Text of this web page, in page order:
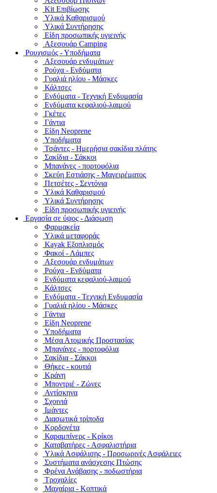
Kit Επιβίωσης
Υλικά Καθαρισμού
Υλικά Συντήρησης
Είδη προσωπικής υγιεινής
Αξεσουάρ Camping
Ρουχισμός - Υποδήματα
Αξεσουάρ ενδυμάτων
Ρούχα - Ενδύματα
Γυαλιά ηλίου - Μάσκες
Κάλτσες
Ενδύματα - Τεχνική Ενδυμασία
Ενδύματα κεφαλιού-λαιμού
Γκέτες
Γάντια
Είδη Neoprene
Υποδήματα
Τσάντες - Ημερήσια σακίδια πλάτης
Σακίδια - Σάκκοι
Μπανάνες - πορτοφόλια
Σκεύη Εστιάσης - Μαγειρέματος
Πετσέτες - Σεντόνια
Υλικά Καθαρισμού
Υλικά Συντήρησης
Είδη προσωπικής υγιεινής
Εργασία σε ύψος - Διάσωση
Φαρμακεία
Υλικά μεταφοράς
Kayak Εξοπλισμός
Φακοί - Λάμπες
Αξεσουάρ ενδυμάτων
Ρούχα - Ενδύματα
Ενδύματα κεφαλιού-λαιμού
Κάλτσες
Ενδύματα - Τεχνική Ενδυμασία
Γυαλιά ηλίου - Μάσκες
Γάντια
Είδη Neoprene
Υποδήματα
Μέσα Ατομικής Προστασίας
Μπανάνες - πορτοφόλια
Σακίδια - Σάκκοι
Θήκες - κουτιά
Κράνη
Μποντριέ - Ζώνες
Αντίσκηνα
Σχοινιά
Ιμάντες
Διασωτικά τρίποδα
Κορδονέτα
Καραμπίνερς - Κρίκοι
Καταβατήρες - Ασφαλιστήρια
Υλικά Ασφάλισης - Προσωρινές Ασφάλειες
Συστήματα ανάσχεσης Πτώσης
Φρένα Ανάβασης - ποδωστήρια
Τροχαλίες
Μαχαίρια - Κοπτικά